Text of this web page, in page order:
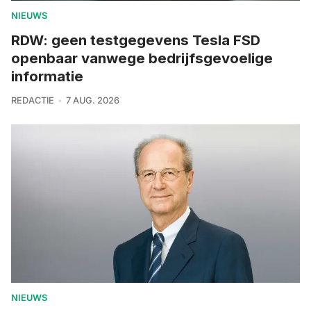
NIEUWS
RDW: geen testgegevens Tesla FSD
openbaar vanwege bedrijfsgevoelige
informatie
REDACTIE 7 AUG. 2026
NIEUWS